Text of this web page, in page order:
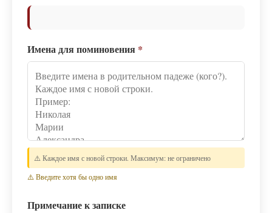
Имена для поминовения *
⚠️ Каждое имя с новой строки. Максимум: не ограничено
⚠️ Введите хотя бы одно имя
Примечание к записке